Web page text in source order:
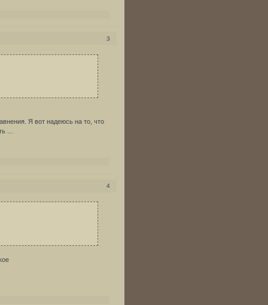
3
Я вот надеюсь на то, что
...
4